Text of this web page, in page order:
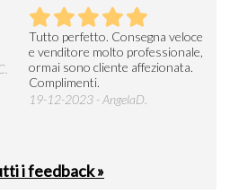
Tutto perfetto. Consegna veloce
e venditore molto professionale,
ormai sono cliente affezionata.
Complimenti.
19-12-2023 - AngelaD.
i feedback »